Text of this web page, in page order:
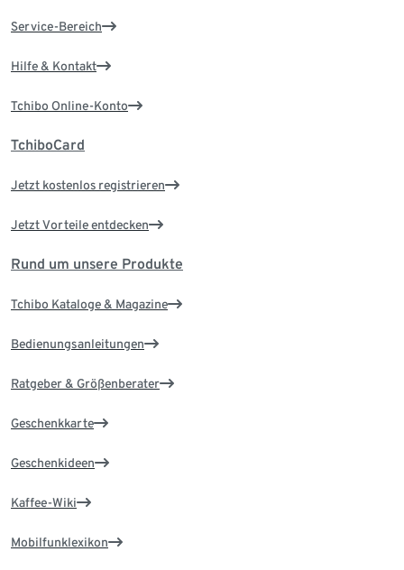
Service-Bereich
Hilfe & Kontakt
Tchibo Online-Konto
TchiboCard
Jetzt kostenlos registrieren
Jetzt Vorteile entdecken
Rund um unsere Produkte
Tchibo Kataloge & Magazine
Bedienungsanleitungen
Ratgeber & Größenberater
Geschenkkarte
Geschenkideen
Kaffee-Wiki
Mobilfunklexikon